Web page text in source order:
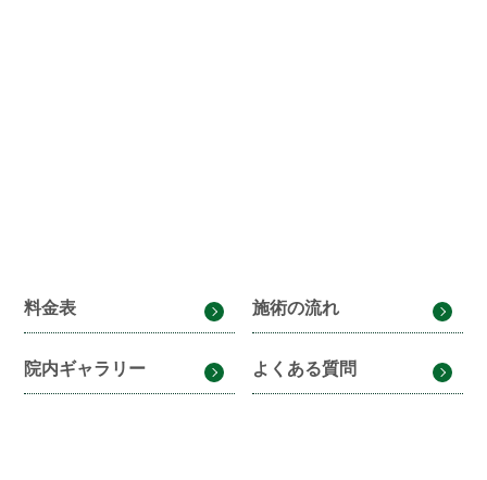
料金表 施術の流れ
院内ギャラリー よくある質問